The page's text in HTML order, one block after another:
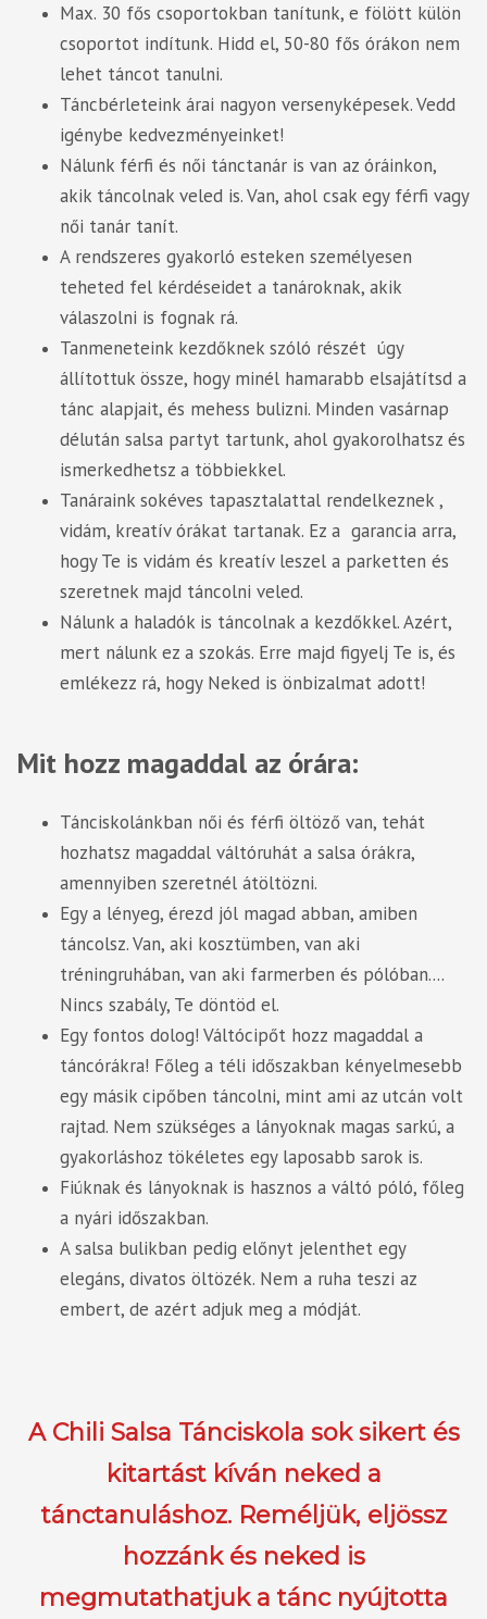
Max. 30 fős csoportokban tanítunk, e fölött külön
csoportot indítunk. Hidd el, 50-80 fős órákon nem
lehet táncot tanulni.
Táncbérleteink árai nagyon versenyképesek. Vedd
igénybe kedvezményeinket!
Nálunk férfi és női tánctanár is van az óráinkon,
akik táncolnak veled is. Van, ahol csak egy férfi vagy
női tanár tanít.
A rendszeres gyakorló esteken személyesen
teheted fel kérdéseidet a tanároknak, akik
válaszolni is fognak rá.
Tanmeneteink kezdőknek szóló részét úgy
állítottuk össze, hogy minél hamarabb elsajátítsd a
tánc alapjait, és mehess bulizni. Minden vasárnap
délután salsa partyt tartunk, ahol gyakorolhatsz és
ismerkedhetsz a többiekkel.
Tanáraink sokéves tapasztalattal rendelkeznek ,
vidám, kreatív órákat tartanak. Ez a garancia arra,
hogy Te is vidám és kreatív leszel a parketten és
szeretnek majd táncolni veled.
Nálunk a haladók is táncolnak a kezdőkkel. Azért,
mert nálunk ez a szokás. Erre majd figyelj Te is, és
emlékezz rá, hogy Neked is önbizalmat adott!
Mit hozz magaddal az órára:
Tánciskolánkban női és férfi öltöző van, tehát
hozhatsz magaddal váltóruhát a salsa órákra,
amennyiben szeretnél átöltözni.
Egy a lényeg, érezd jól magad abban, amiben
táncolsz. Van, aki kosztümben, van aki
tréningruhában, van aki farmerben és pólóban....
Nincs szabály, Te döntöd el.
Egy fontos dolog! Váltócipőt hozz magaddal a
táncórákra! Főleg a téli időszakban kényelmesebb
egy másik cipőben táncolni, mint ami az utcán volt
rajtad. Nem szükséges a lányoknak magas sarkú, a
gyakorláshoz tökéletes egy laposabb sarok is.
Fiúknak és lányoknak is hasznos a váltó póló, főleg
a nyári időszakban.
A salsa bulikban pedig előnyt jelenthet egy
elegáns, divatos öltözék. Nem a ruha teszi az
embert, de azért adjuk meg a módját.
A Chili Salsa Tánciskola sok sikert és
kitartást kíván neked a
tánctanuláshoz. Reméljük, eljössz
hozzánk és neked is
megmutathatjuk a tánc nyújtotta